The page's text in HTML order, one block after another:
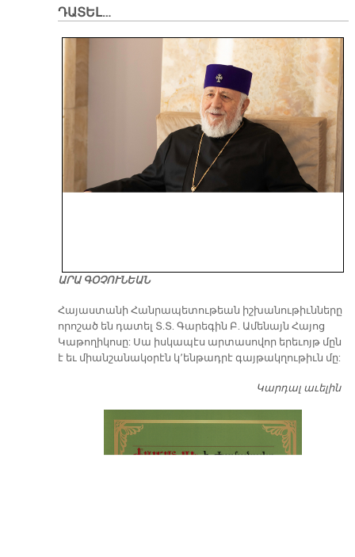
ԴԱՏԵԼ…
ԱՐԱ ԳՕՉՈՒՆԵԱՆ
​Հայաստանի Հանրապետութեան իշխանութիւնները
որոշած են դատել Տ.Տ. Գարեգին Բ. Ամենայն Հայոց
Կաթողիկոսը: Սա իսկապէս արտասովոր երեւոյթ մըն
է եւ միանշանակօրէն կ՚ենթադրէ գայթակղութիւն մը:
Կարդալ աւելին